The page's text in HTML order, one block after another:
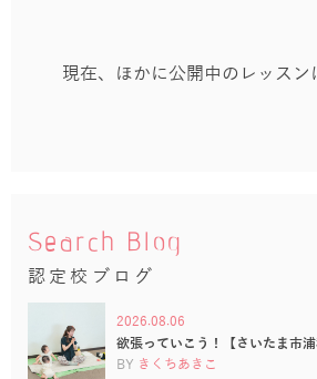
現在、ほかに公開中のレッスン
Search Blog
認定校ブログ
2026.08.06
欲張っていこう！【さいたま市
BY きくちあきこ